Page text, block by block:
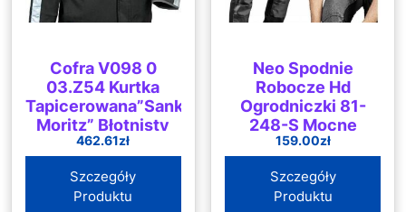
Cofra V098 0
03.Z54 Kurtka
Tapicerowana”Sankt
Moritz” Błotnisty
Rozmiar 54
Szara/Czarna
462.61zł
Szczegóły
Produktu
Neo Spodnie
Robocze Hd
Ogrodniczki 81-
248-S Mocne
159.00zł
Szczegóły
Produktu